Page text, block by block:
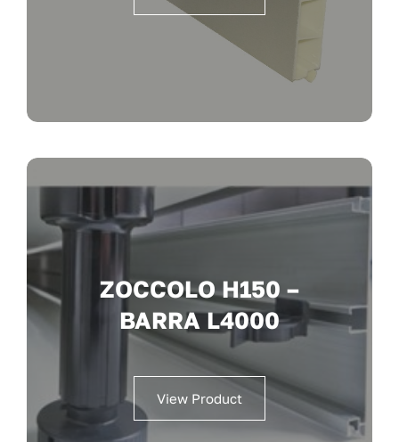
ZOCCOLO H150 –
BARRA L4000
View Product